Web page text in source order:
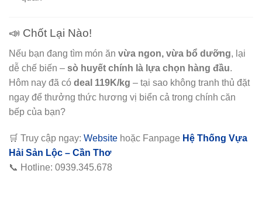
📣 Chốt Lại Nào!
Nếu bạn đang tìm món ăn vừa ngon, vừa bổ dưỡng, lại
dễ chế biến – sò huyết chính là lựa chọn hàng đầu.
Hôm nay đã có deal 119K/kg – tại sao không tranh thủ đặt
ngay để thưởng thức hương vị biển cả trong chính căn
bếp của bạn?
🛒 Truy cập ngay: Website hoặc Fanpage Hệ Thống Vựa
Hải Sản Lộc – Cần Thơ
📞 Hotline: 0939.345.678